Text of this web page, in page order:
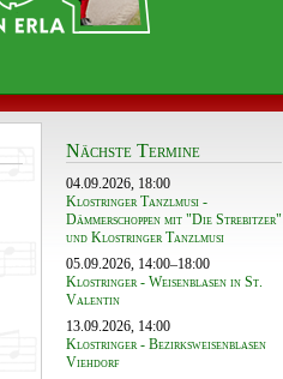
Nächste Termine
04.09.2026, 18:00
Klostringer Tanzlmusi -
Dämmerschoppen mit "Die Strebitzer"
und Klostringer Tanzlmusi
05.09.2026, 14:00–18:00
Klostringer - Weisenblasen in St.
Valentin
13.09.2026, 14:00
Klostringer - Bezirksweisenblasen
Viehdorf